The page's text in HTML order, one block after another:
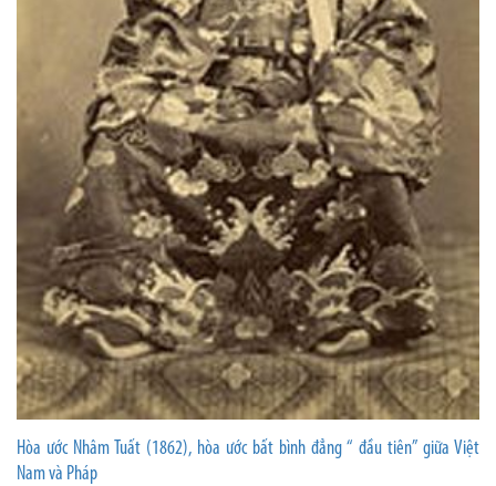
Hòa ước Nhâm Tuất (1862), hòa ước bất bình đẳng “ đầu tiên” giữa Việt
Nam và Pháp